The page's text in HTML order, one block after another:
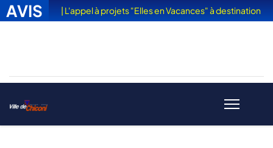
AVIS
| L'appel à projets "Elles en Vacances" à destination